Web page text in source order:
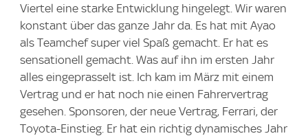
Viertel eine starke Entwicklung hingelegt. Wir waren
konstant über das ganze Jahr da. Es hat mit Ayao
als Teamchef super viel Spaß gemacht. Er hat es
sensationell gemacht. Was auf ihn im ersten Jahr
alles eingeprasselt ist. Ich kam im März mit einem
Vertrag und er hat noch nie einen Fahrervertrag
gesehen. Sponsoren, der neue Vertrag, Ferrari, der
Toyota-Einstieg. Er hat ein richtig dynamisches Jahr